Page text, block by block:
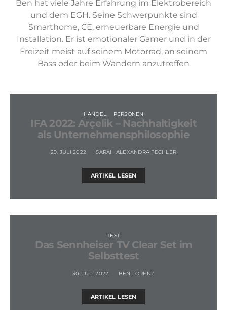
Ben hat viele Jahre Erfahrung im Elektrobereich
und dem EGH. Seine Schwerpunkte sind
Smarthome, CE, erneuerbare Energie und
Installation. Er ist emotionaler Gamer und in der
Freizeit meist auf seinem Motorrad, an seinem
Bass oder beim Wandern anzutreffen
HANDEL PERSONEN
IFA 2022: Arçelik – Nachhaltigkeit
als Unternehmensphilosophie
29. JULI 2022 SARAH ALEXANDRA FECHLER
ARTIKEL LESEN
TEST
Das Sennheiser TV Clear Set im
Selbsttest
30. JULI 2022 BEN LORENZ
ARTIKEL LESEN